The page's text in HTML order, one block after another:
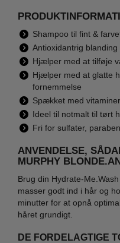
Shampoo til fint &
Antioxidantrig
Hjælper med at tilføje
Hjælper med at glatte
fornemmelse
Spækket med
Ideel til notmalt til tørt
Fri for sulfater,
ANVENDELSE,
MURPHY
Brug din Hydrate-
masser godt ind i hår og
minutter for at opnå
håret grundigt.
DE FORDELAGTIGE